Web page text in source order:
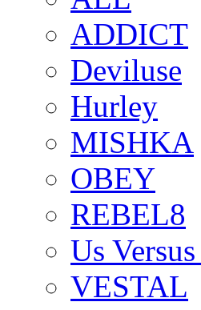
ADDICT
Deviluse
Hurley
MISHKA
OBEY
REBEL8
Us
VESTAL